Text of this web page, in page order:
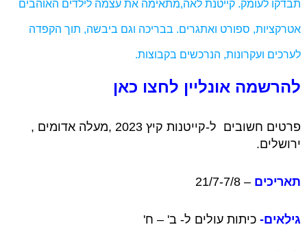
תבדקו לעומק. קייטנת לאה,מתאימה את עצמה לילדים האוהבים
אטרקציות, ספורט ואתגרים. בבריכה וגם ביבשה, תוך הקפדה
לערכים ועקרונות, הנרכשים בקבוצות.
להרשמה אונליין לחצו כאן
פרטים חשובים ל-קייטנות קיץ 2023 ,מעלה אדומים ,
ירושלים.
תאריכים – 21/7-7/8
גילאים- כיתות עולים ל- ב' – ח'